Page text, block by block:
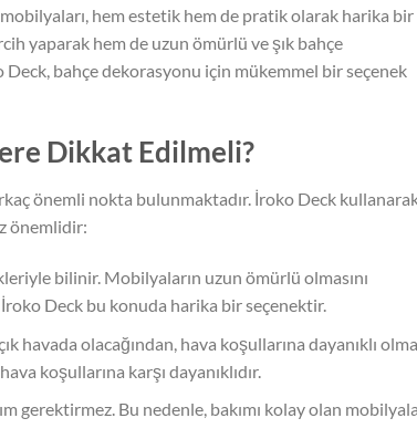
hem estetik hem de pratik olarak harika bir
yaparak hem de uzun ömürlü ve şık bahçe
bahçe dekorasyonu için mükemmel bir seçenek
Dikkat Edilmeli?
önemli nokta bulunmaktadır. İroko Deck
önemlidir:
bilinir. Mobilyaların uzun ömürlü olmasını
Deck bu konuda harika bir seçenektir.
havada olacağından, hava koşullarına dayanıklı
koşullarına karşı dayanıklıdır.
gerektirmez. Bu nedenle, bakımı kolay olan